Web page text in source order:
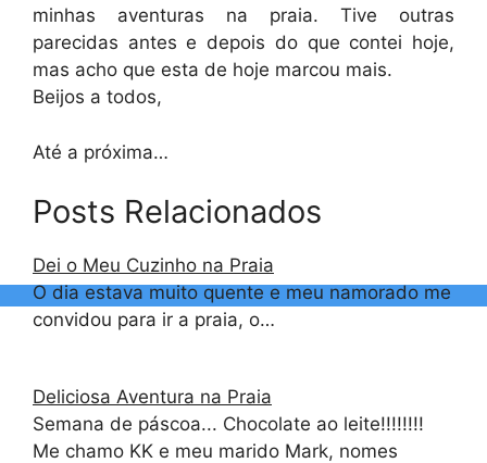
minhas aventuras na praia. Tive outras
parecidas antes e depois do que contei hoje,
mas acho que esta de hoje marcou mais.
Beijos a todos,
Até a próxima…
Posts Relacionados
Dei o Meu Cuzinho na Praia
O dia estava muito quente e meu namorado me
convidou para ir a praia, o…
Deliciosa Aventura na Praia
Semana de páscoa... Chocolate ao leite!!!!!!!!
Me chamo KK e meu marido Mark, nomes